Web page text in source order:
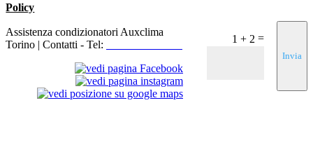
Policy
1 + 2 =
Invia
Assistenza condizionatori Auxclima
Torino | Contatti - Tel: